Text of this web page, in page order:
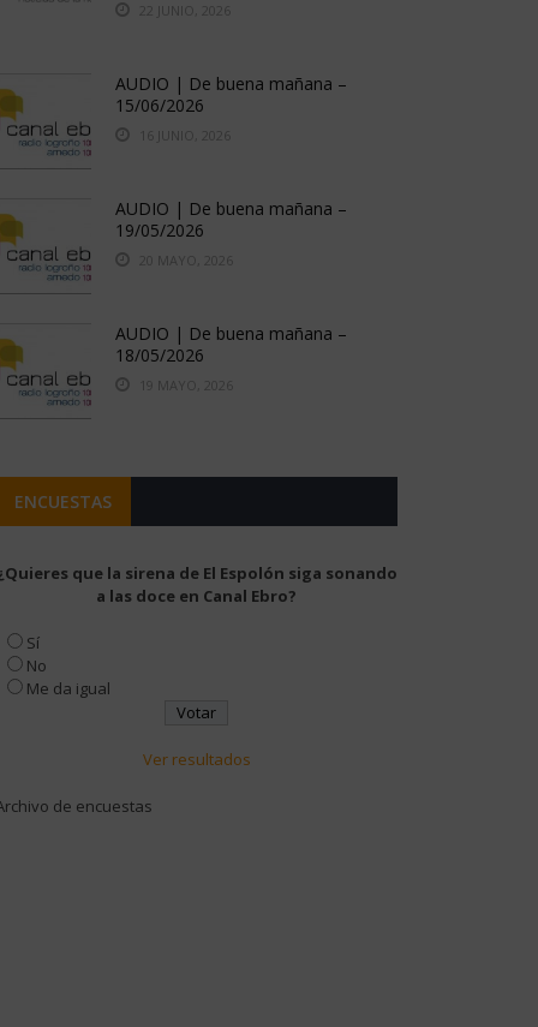
22 JUNIO, 2026
AUDIO | De buena mañana –
15/06/2026
16 JUNIO, 2026
AUDIO | De buena mañana –
19/05/2026
20 MAYO, 2026
AUDIO | De buena mañana –
18/05/2026
19 MAYO, 2026
ENCUESTAS
que la sirena de El Espolón siga sonando
a las doce en Canal Ebro?
Sí
No
Me da igual
Ver resultados
de encuestas